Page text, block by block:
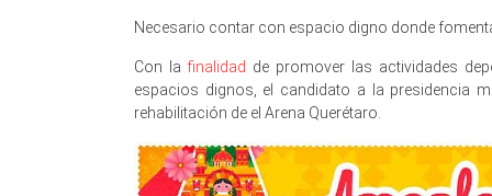
Necesario contar con espacio digno donde
Con la finalidad de promover las actividades
espacios dignos, el candidato a la presidencia
rehabilitación de el Arena Querétaro.